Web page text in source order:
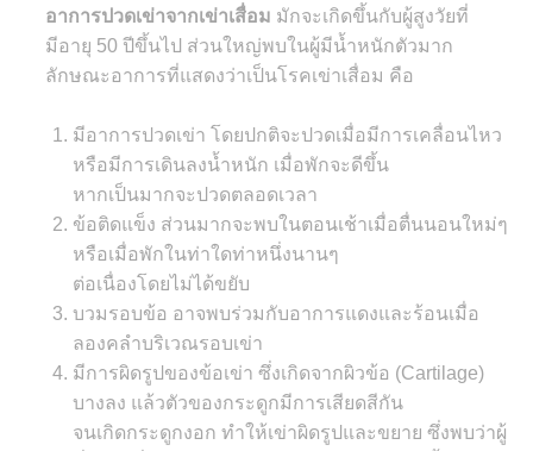
อาการปวดเข่าจากเข่าเสื่อม มักจะเกิดขึ้นกับผู้สูงวัยที่
มีอายุ 50 ปีขึ้นไป ส่วนใหญ่พบในผู้มีน้ำหนักตัวมาก
ลักษณะอาการที่แสดงว่าเป็นโรคเข่าเสื่อม คือ
มีอาการปวดเข่า โดยปกติจะปวดเมื่อมีการเคลื่อนไหว
หรือมีการเดินลงน้ำหนัก เมื่อพักจะดีขึ้น
หากเป็นมากจะปวดตลอดเวลา
ข้อติดแข็ง ส่วนมากจะพบในตอนเช้าเมื่อตื่นนอนใหม่ๆ
หรือเมื่อพักในท่าใดท่าหนึ่งนานๆ
ต่อเนื่องโดยไม่ได้ขยับ
บวมรอบข้อ อาจพบร่วมกับอาการแดงและร้อนเมื่อ
ลองคลำบริเวณรอบเข่า
มีการผิดรูปของข้อเข่า ซึ่งเกิดจากผิวข้อ (Cartilage)
บางลง แล้วตัวของกระดูกมีการเสียดสีกัน
จนเกิดกระดูกงอก ทำให้เข่าผิดรูปและขยาย ซึ่งพบว่าผู้